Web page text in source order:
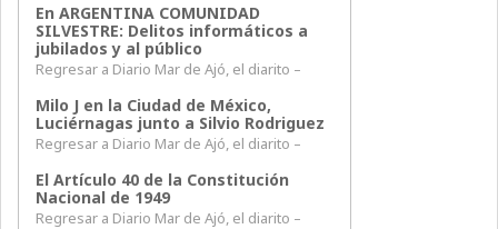
En ARGENTINA COMUNIDAD
SILVESTRE: Delitos informáticos a
jubilados y al público
Regresar a Diario Mar de Ajó, el diarito –
Milo J en la Ciudad de México,
Luciérnagas junto a Silvio Rodriguez
Regresar a Diario Mar de Ajó, el diarito –
El Artículo 40 de la Constitución
Nacional de 1949
Regresar a Diario Mar de Ajó, el diarito –